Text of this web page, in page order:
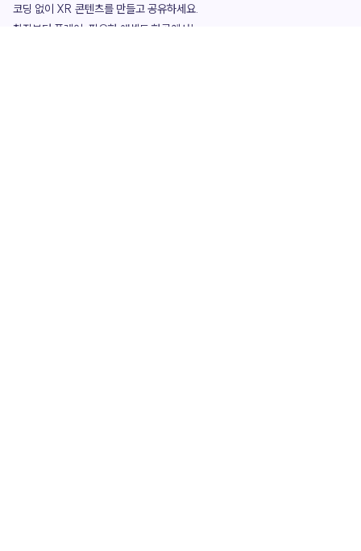
코딩 없이 XR 콘텐츠를 만들고 공유하세요.
창작부터 플레이, 필요한 애셋도 한곳에서!